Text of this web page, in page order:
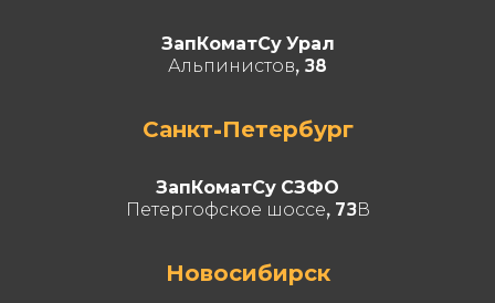
ЗапКоматСу Урал
Альпинистов, 38
Санкт-Петербург
ЗапКоматСу СЗФО
Петергофское шоссе, 73В
Новосибирск